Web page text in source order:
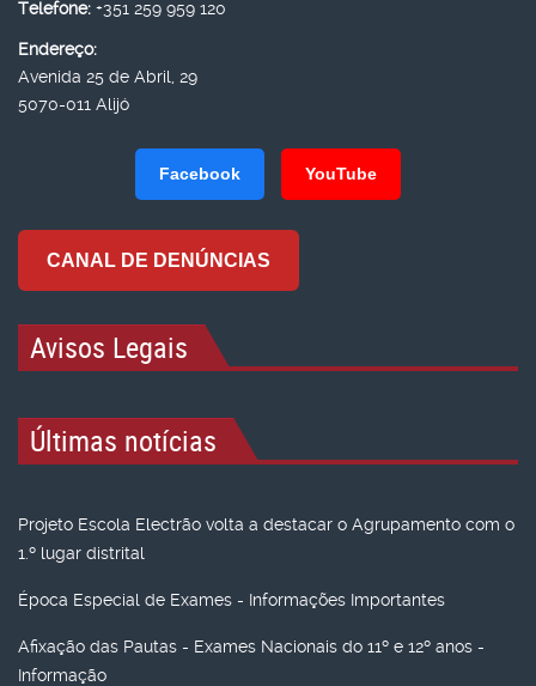
Telefone: +351 259 959 120
Endereço:
Avenida 25 de Abril, 29
5070-011 Alijó
Facebook YouTube
CANAL DE DENÚNCIAS
Avisos Legais
Últimas notícias
Projeto Escola Electrão volta a destacar o Agrupamento com o
1.º lugar distrital
Época Especial de Exames - Informações Importantes
Afixação das Pautas - Exames Nacionais do 11º e 12º anos -
Informação